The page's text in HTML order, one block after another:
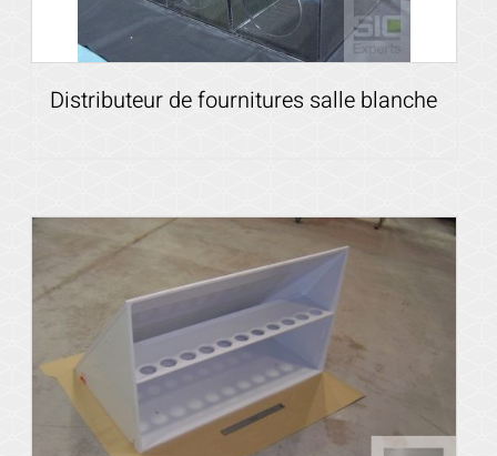
Voir les détails
Distributeur de fournitures salle blanche